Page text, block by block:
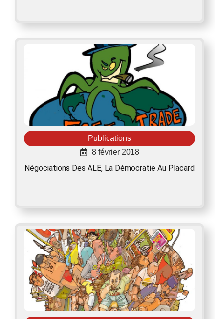
Publications
8 février 2018
Négociations Des ALE, La Démocratie Au Placard